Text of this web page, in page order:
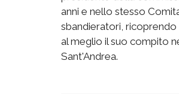
anni e nello stesso
sbandieratori,
al meglio il suo compito
Sant'Andrea.